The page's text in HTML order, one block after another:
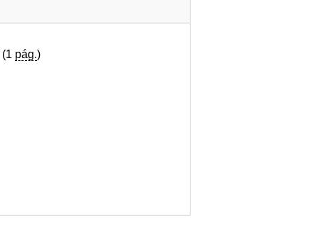
pág.)